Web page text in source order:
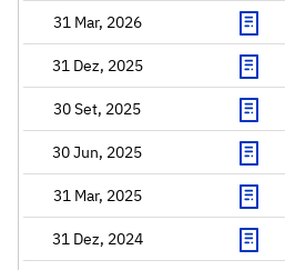
31 Mar, 2026
31 Dez, 2025
30 Set, 2025
30 Jun, 2025
31 Mar, 2025
31 Dez, 2024